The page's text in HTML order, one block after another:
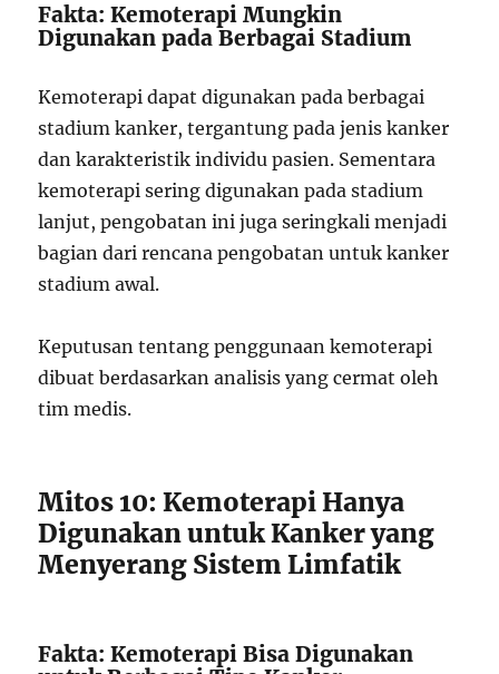
Fakta: Kemoterapi Mungkin
Digunakan pada Berbagai Stadium
Kemoterapi dapat digunakan pada berbagai
stadium kanker, tergantung pada jenis kanker
dan karakteristik individu pasien. Sementara
kemoterapi sering digunakan pada stadium
lanjut, pengobatan ini juga seringkali menjadi
bagian dari rencana pengobatan untuk kanker
stadium awal.
Keputusan tentang penggunaan kemoterapi
dibuat berdasarkan analisis yang cermat oleh
tim medis.
Mitos 10: Kemoterapi Hanya
Digunakan untuk Kanker yang
Menyerang Sistem Limfatik
Fakta: Kemoterapi Bisa Digunakan